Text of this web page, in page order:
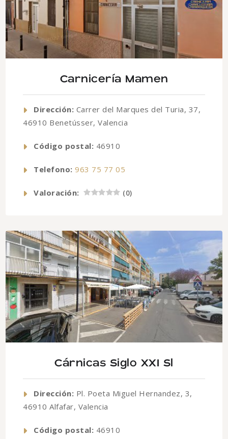
Carnicería Mamen
Dirección: Carrer del Marques del Turia, 37,
46910 Benetússer, Valencia
Código postal: 46910
Telefono: 963 75 77 05
Valoración: (0)
Cárnicas Siglo XXI Sl
Dirección: Pl. Poeta Miguel Hernandez, 3,
46910 Alfafar, Valencia
Código postal: 46910